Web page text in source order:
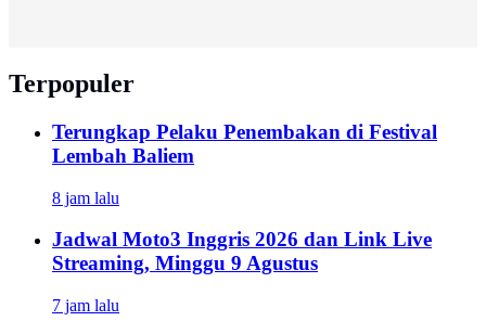
Terpopuler
Terungkap Pelaku Penembakan di Festival
Lembah Baliem
8 jam lalu
Jadwal Moto3 Inggris 2026 dan Link Live
Streaming, Minggu 9 Agustus
7 jam lalu